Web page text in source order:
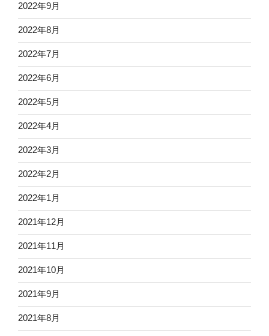
2022年9月
2022年8月
2022年7月
2022年6月
2022年5月
2022年4月
2022年3月
2022年2月
2022年1月
2021年12月
2021年11月
2021年10月
2021年9月
2021年8月